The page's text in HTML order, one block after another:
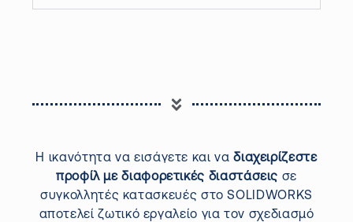
Η ικανότητα να εισάγετε και ναδιαχειρίζεστε
προφίλ με διαφορετικές διαστάσεις σε
συγκολλητές κατασκευές στο SOLIDWORKS
αποτελεί ζωτικό εργαλείο για τον σχεδιασμό